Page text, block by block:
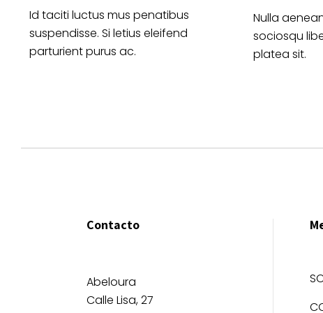
Id taciti luctus mus penatibus
suspendisse. Si letius eleifend
parturient purus ac.
Nulla
sociosqu
platea sit.
Contacto
Abeloura
Calle Lisa, 27